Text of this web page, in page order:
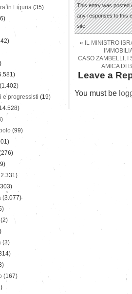
This entry was posted
any responses to this
site.
«
IL MINISTRO
CASO ZAMBELLI, I
AMICA DI
Leave a
You must be
in Liguria (35)
(1.402)
e progressisti (19)
(99)
(3.077)
(2)
(3)
(167)